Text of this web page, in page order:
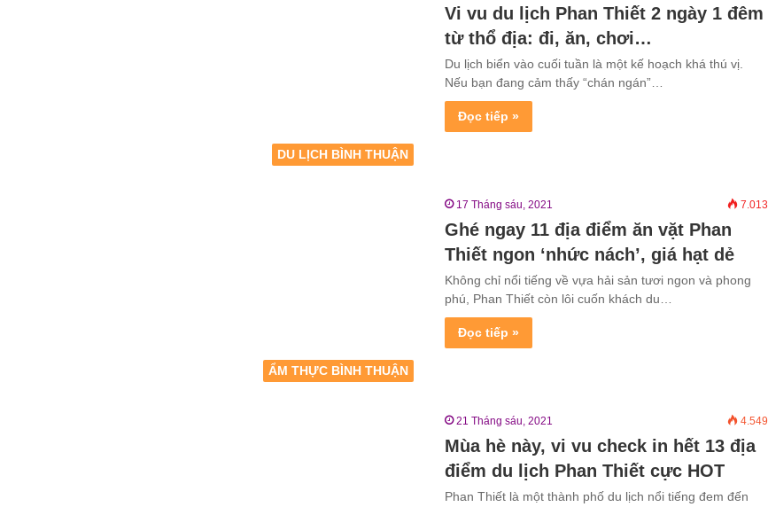
DU LỊCH BÌNH THUẬN
Vi vu du lịch Phan Thiết 2 ngày 1 đêm
từ thổ địa: đi, ăn, chơi…
Du lịch biển vào cuối tuần là một kế hoạch khá thú vị.
Nếu bạn đang cảm thấy “chán ngán”…
Đọc tiếp »
ẨM THỰC BÌNH THUẬN
17 Tháng sáu, 2021 7.013
Ghé ngay 11 địa điểm ăn vặt Phan
Thiết ngon ‘nhức nách’, giá hạt dẻ
Không chỉ nổi tiếng về vựa hải sản tươi ngon và phong
phú, Phan Thiết còn lôi cuốn khách du…
Đọc tiếp »
21 Tháng sáu, 2021 4.549
Mùa hè này, vi vu check in hết 13 địa
điểm du lịch Phan Thiết cực HOT
Phan Thiết là một thành phố du lịch nổi tiếng đem đến